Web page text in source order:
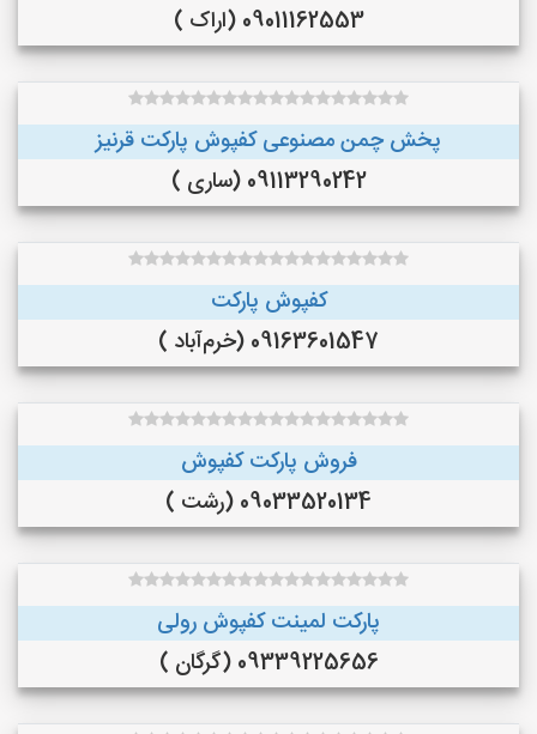
09011162553 (اراک )
پخش چمن مصنوعی کفپوش پارکت قرنیز
09113290242 (ساری )
کفپوش پارکت
09163601547 (خرم‌آباد )
فروش پارکت کفپوش
09033520134 (رشت )
پارکت لمینت کفپوش رولی
09339225656 (گرگان )